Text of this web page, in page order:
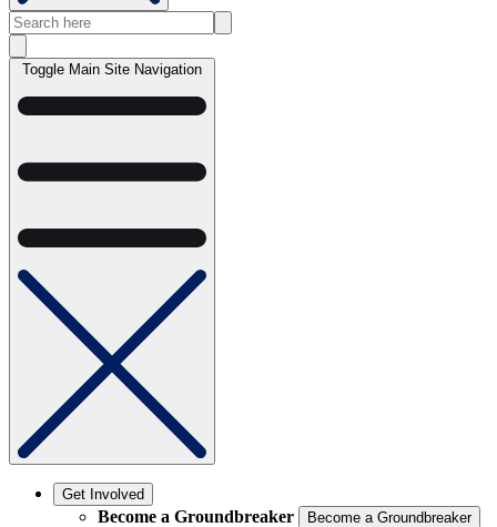
Toggle Main Site Navigation
Get Involved
Become a Groundbreaker Become a Groundbreaker